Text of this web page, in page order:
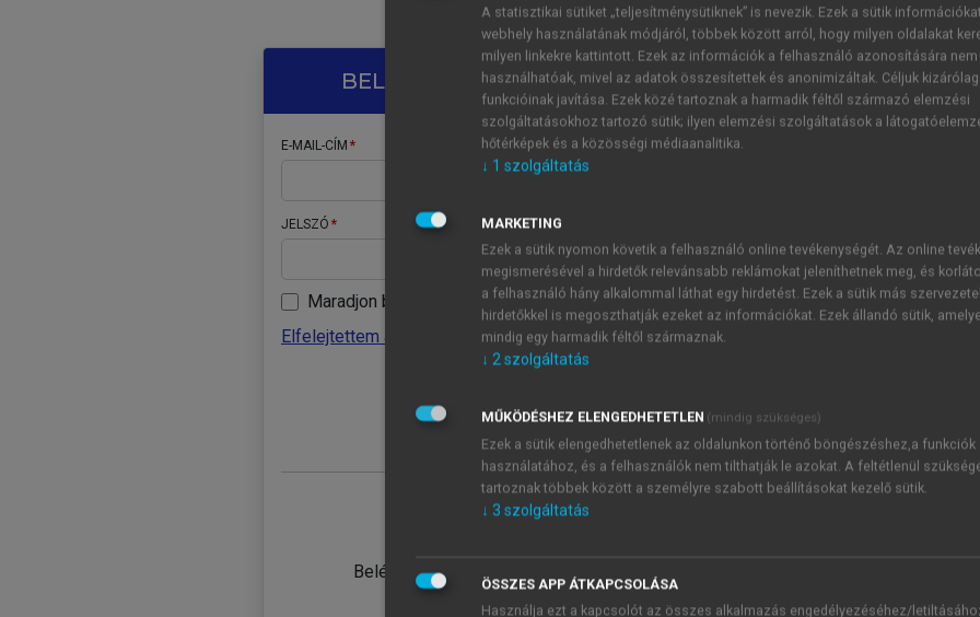
BELÉPÉS SAJÁT FIÓKKAL
E-MAIL-CÍM
JELSZÓ
Maradjon belépve
Elfelejtettem a jelszavamat
Belépés intézményi azonosítóval
ÚJ FIÓK
1 óra
JELSZÓ
Kérek értesítést a MeRSZ
Kérek értesítést az
A statisztikai sütiket „teljesítménysütiknek” is nevezik. Ezek a sütik
webhely használatának módjáról, többek között arról, hogy milyen oldalakat
milyen linkekre kattintott. Ezek az információk a felhasználó azonosítására nem
használhatóak, mivel az adatok összesítettek és anonimizáltak. Céljuk
funkcióinak javítása. Ezek közé tartoznak a harmadik féltől származó elemzési
szolgáltatásokhoz tartozó sütik; ilyen elemzési szolgáltatások a
hőtérképek és a közösségi médiaanalitika.
↓ 1 szolgáltatás
MARKETING
Ezek a sütik nyomon követik a felhasználó online tevékenységét. Az online
megismerésével a hirdetők relevánsabb reklámokat jeleníthetnek meg, és
a felhasználó hány alkalommal láthat egy hirdetést. Ezek a sütik más
hirdetőkkel is megoszthatják ezeket az információkat. Ezek állandó sütik,
mindig egy harmadik féltől származnak.
↓ 2szolgáltatás
MŰKÖDÉSHEZ ELENGEDHETETLEN (mindig szükséges)
Ezek a sütik elengedhetetlenek az oldalunkon történő böngészéshez,a funkciók
használatához, és a felhasználók nem tilthatják le azokat. A feltétlenül
tartoznak többek között a személyre szabott beállításokat kezelő sütik.
↓ 3 szolgáltatás
ÖSSZES APP ÁTKAPCSOLÁSA
Használja ezt a kapcsolót az összes alkalmazás engedélyezéséhez/